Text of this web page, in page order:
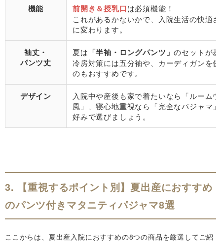
機能 前開き＆授乳口は必須機能！
これがあるかないかで、入院生活の快適
に変わります。
袖丈・
パンツ丈
夏は 「半袖・ロングパンツ」のセットが
冷房対策には五分袖や、カーディガンを
のもおすすめです。
デザイン
入院中や産後も家で着たいなら「ルーム
風」、寝心地重視なら「完全なパジャマ
好みで選びましょう。
3. 【重視するポイント別】夏出産におすすめ
のパンツ付きマタニティパジャマ8選
ここからは、夏出産入院におすすめの8つの商品を厳選してご紹